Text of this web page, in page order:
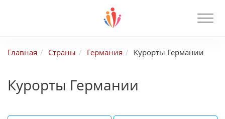
Главная Страны Германия Курорты Германии
Курорты Германии